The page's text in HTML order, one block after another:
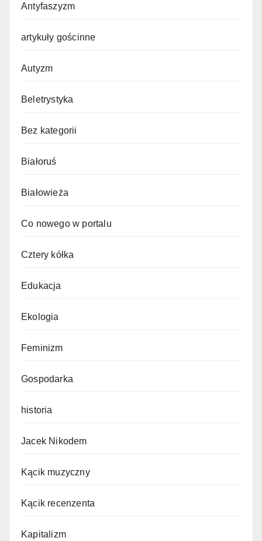
Antyfaszyzm
artykuły gościnne
Autyzm
Beletrystyka
Bez kategorii
Białoruś
Białowieża
Co nowego w portalu
Cztery kółka
Edukacja
Ekologia
Feminizm
Gospodarka
historia
Jacek Nikodem
Kącik muzyczny
Kącik recenzenta
Kapitalizm